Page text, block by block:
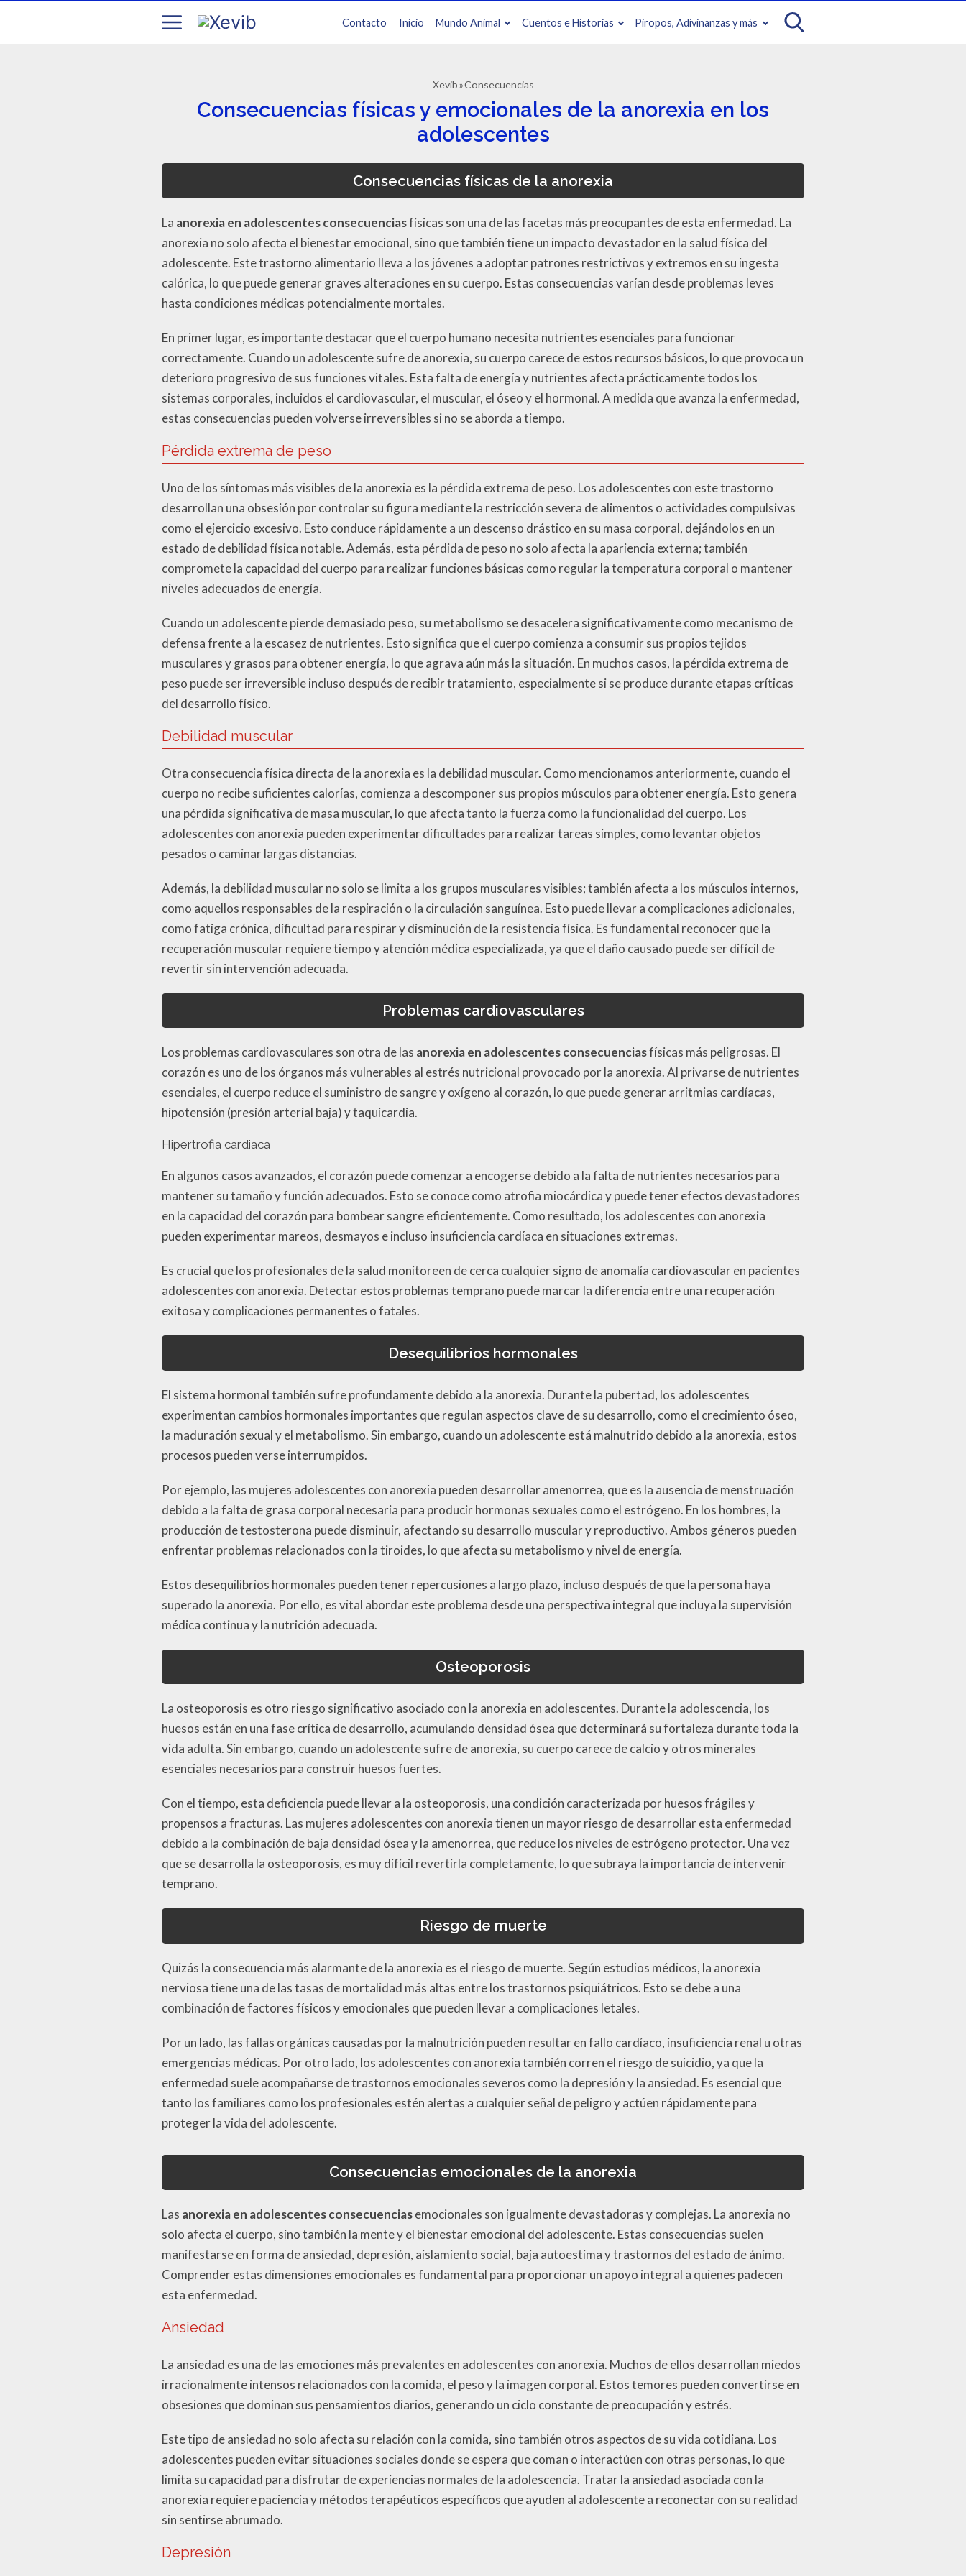
Contacto Inicio Mundo Animal Cuentos e Historias Piropos, Adivinanzas y más
Xevib Consecuencias
Consecuencias físicas y emocionales de la anorexia en los
adolescentes
Consecuencias físicas de la anorexia
La anorexia en adolescentes consecuenciasfísicas son una de las facetas más preocupantes de esta enfermedad. La
anorexia no solo afecta el bienestar emocional, sino que también tiene un impacto devastador en la salud física del
adolescente. Este trastorno alimentario lleva a los jóvenes a adoptar patrones restrictivos y extremos en su ingesta
calórica, lo que puede generar graves alteraciones en su cuerpo. Estas consecuencias varían desde problemas leves
hasta condiciones médicas potencialmente mortales.
En primer lugar, es importante destacar que el cuerpo humano necesita nutrientes esenciales para funcionar
correctamente. Cuando un adolescente sufre de anorexia, su cuerpo carece de estos recursos básicos, lo que provoca un
deterioro progresivo de sus funciones vitales. Esta falta de energía y nutrientes afecta prácticamente todos los
sistemas corporales, incluidos el cardiovascular, el muscular, el óseo y el hormonal. A medida que avanza la enfermedad,
estas consecuencias pueden volverse irreversibles si no se aborda a tiempo.
Pérdida extrema de peso
Uno de los síntomas más visibles de la anorexia es la pérdida extrema de peso. Los adolescentes con este trastorno
desarrollan una obsesión por controlar su figura mediante la restricción severa de alimentos o actividades compulsivas
como el ejercicio excesivo. Esto conduce rápidamente a un descenso drástico en su masa corporal, dejándolos en un
estado de debilidad física notable. Además, esta pérdida de peso no solo afecta la apariencia externa; también
compromete la capacidad del cuerpo para realizar funciones básicas como regular la temperatura corporal o mantener
niveles adecuados de energía.
Cuando un adolescente pierde demasiado peso, su metabolismo se desacelera significativamente como mecanismo de
defensa frente a la escasez de nutrientes. Esto significa que el cuerpo comienza a consumir sus propios tejidos
musculares y grasos para obtener energía, lo que agrava aún más la situación. En muchos casos, la pérdida extrema de
peso puede ser irreversible incluso después de recibir tratamiento, especialmente si se produce durante etapas críticas
del desarrollo físico.
Debilidad muscular
Otra consecuencia física directa de la anorexia es la debilidad muscular. Como mencionamos anteriormente, cuando el
cuerpo no recibe suficientes calorías, comienza a descomponer sus propios músculos para obtener energía. Esto genera
una pérdida significativa de masa muscular, lo que afecta tanto la fuerza como la funcionalidad del cuerpo. Los
adolescentes con anorexia pueden experimentar dificultades para realizar tareas simples, como levantar objetos
pesados o caminar largas distancias.
Además, la debilidad muscular no solo se limita a los grupos musculares visibles; también afecta a los músculos internos,
como aquellos responsables de la respiración o la circulación sanguínea. Esto puede llevar a complicaciones adicionales,
como fatiga crónica, dificultad para respirar y disminución de la resistencia física. Es fundamental reconocer que la
recuperación muscular requiere tiempo y atención médica especializada, ya que el daño causado puede ser difícil de
revertir sin intervención adecuada.
Problemas cardiovasculares
Los problemas cardiovasculares son otra de las anorexia en adolescentes consecuenciasfísicas más peligrosas. El
corazón es uno de los órganos más vulnerables al estrés nutricional provocado por la anorexia. Al privarse de nutrientes
esenciales, el cuerpo reduce el suministro de sangre y oxígeno al corazón, lo que puede generar arritmias cardíacas,
hipotensión (presión arterial baja) y taquicardia.
Hipertrofia cardiaca
En algunos casos avanzados, el corazón puede comenzar a encogerse debido a la falta de nutrientes necesarios para
mantener su tamaño y función adecuados. Esto se conoce como atrofia miocárdica y puede tener efectos devastadores
en la capacidad del corazón para bombear sangre eficientemente. Como resultado, los adolescentes con anorexia
pueden experimentar mareos, desmayos e incluso insuficiencia cardíaca en situaciones extremas.
Es crucial que los profesionales de la salud monitoreen de cerca cualquier signo de anomalía cardiovascular en pacientes
adolescentes con anorexia. Detectar estos problemas temprano puede marcar la diferencia entre una recuperación
exitosa y complicaciones permanentes o fatales.
Desequilibrios hormonales
El sistema hormonal también sufre profundamente debido a la anorexia. Durante la pubertad, los adolescentes
experimentan cambios hormonales importantes que regulan aspectos clave de su desarrollo, como el crecimiento óseo,
la maduración sexual y el metabolismo. Sin embargo, cuando un adolescente está malnutrido debido a la anorexia, estos
procesos pueden verse interrumpidos.
Por ejemplo, las mujeres adolescentes con anorexia pueden desarrollar amenorrea, que es la ausencia de menstruación
debido a la falta de grasa corporal necesaria para producir hormonas sexuales como el estrógeno. En los hombres, la
producción de testosterona puede disminuir, afectando su desarrollo muscular y reproductivo. Ambos géneros pueden
enfrentar problemas relacionados con la tiroides, lo que afecta su metabolismo y nivel de energía.
Estos desequilibrios hormonales pueden tener repercusiones a largo plazo, incluso después de que la persona haya
superado la anorexia. Por ello, es vital abordar este problema desde una perspectiva integral que incluya la supervisión
médica continua y la nutrición adecuada.
Osteoporosis
La osteoporosis es otro riesgo significativo asociado con la anorexia en adolescentes. Durante la adolescencia, los
huesos están en una fase crítica de desarrollo, acumulando densidad ósea que determinará su fortaleza durante toda la
vida adulta. Sin embargo, cuando un adolescente sufre de anorexia, su cuerpo carece de calcio y otros minerales
esenciales necesarios para construir huesos fuertes.
Con el tiempo, esta deficiencia puede llevar a la osteoporosis, una condición caracterizada por huesos frágiles y
propensos a fracturas. Las mujeres adolescentes con anorexia tienen un mayor riesgo de desarrollar esta enfermedad
debido a la combinación de baja densidad ósea y la amenorrea, que reduce los niveles de estrógeno protector. Una vez
que se desarrolla la osteoporosis, es muy difícil revertirla completamente, lo que subraya la importancia de intervenir
temprano.
Riesgo de muerte
Quizás la consecuencia más alarmante de la anorexia es el riesgo de muerte. Según estudios médicos, la anorexia
nerviosa tiene una de las tasas de mortalidad más altas entre los trastornos psiquiátricos. Esto se debe a una
combinación de factores físicos y emocionales que pueden llevar a complicaciones letales.
Por un lado, las fallas orgánicas causadas por la malnutrición pueden resultar en fallo cardíaco, insuficiencia renal u otras
emergencias médicas. Por otro lado, los adolescentes con anorexia también corren el riesgo de suicidio, ya que la
enfermedad suele acompañarse de trastornos emocionales severos como la depresión y la ansiedad. Es esencial que
tanto los familiares como los profesionales estén alertas a cualquier señal de peligro y actúen rápidamente para
proteger la vida del adolescente.
Consecuencias emocionales de la anorexia
Las anorexia en adolescentes consecuenciasemocionales son igualmente devastadoras y complejas. La anorexia no
solo afecta el cuerpo, sino también la mente y el bienestar emocional del adolescente. Estas consecuencias suelen
manifestarse en forma de ansiedad, depresión, aislamiento social, baja autoestima y trastornos del estado de ánimo.
Comprender estas dimensiones emocionales es fundamental para proporcionar un apoyo integral a quienes padecen
esta enfermedad.
Ansiedad
La ansiedad es una de las emociones más prevalentes en adolescentes con anorexia. Muchos de ellos desarrollan miedos
irracionalmente intensos relacionados con la comida, el peso y la imagen corporal. Estos temores pueden convertirse en
obsesiones que dominan sus pensamientos diarios, generando un ciclo constante de preocupación y estrés.
Este tipo de ansiedad no solo afecta su relación con la comida, sino también otros aspectos de su vida cotidiana. Los
adolescentes pueden evitar situaciones sociales donde se espera que coman o interactúen con otras personas, lo que
limita su capacidad para disfrutar de experiencias normales de la adolescencia. Tratar la ansiedad asociada con la
anorexia requiere paciencia y métodos terapéuticos específicos que ayuden al adolescente a reconectar con su realidad
sin sentirse abrumado.
Depresión